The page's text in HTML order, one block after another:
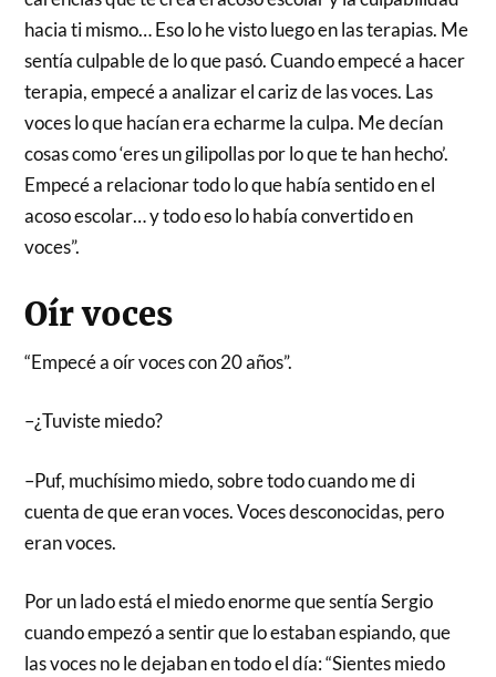
hacia ti mismo… Eso lo he visto luego en las terapias. Me
sentía culpable de lo que pasó. Cuando empecé a hacer
terapia, empecé a analizar el cariz de las voces. Las
voces lo que hacían era echarme la culpa. Me decían
cosas como ‘eres un gilipollas por lo que te han hecho’.
Empecé a relacionar todo lo que había sentido en el
acoso escolar… y todo eso lo había convertido en
voces”.
Oír voces
“Empecé a oír voces con 20 años”.
–¿Tuviste miedo?
–Puf, muchísimo miedo, sobre todo cuando me di
cuenta de que eran voces. Voces desconocidas, pero
eran voces.
Por un lado está el miedo enorme que sentía Sergio
cuando empezó a sentir que lo estaban espiando, que
las voces no le dejaban en todo el día: “Sientes miedo